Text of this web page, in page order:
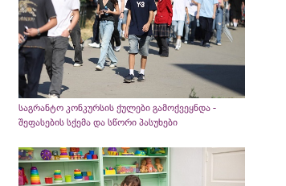
საგრანტო კონკურსის ქულები გამოქვეყნდა -
შეფასების სქემა და სწორი პასუხები